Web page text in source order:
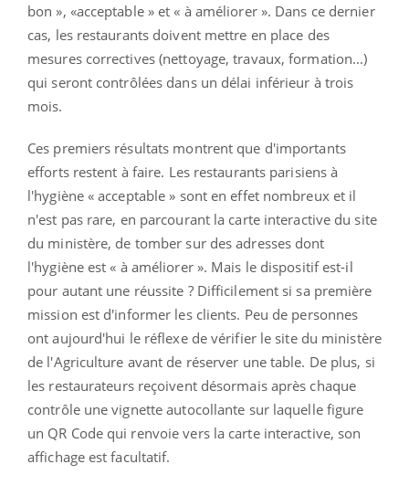
bon », «acceptable » et « à améliorer ». Dans ce dernier
cas, les restaurants doivent mettre en place des
mesures correctives (nettoyage, travaux, formation...)
qui seront contrôlées dans un délai inférieur à trois
mois.
Ces premiers résultats montrent que d'importants
efforts restent à faire. Les restaurants parisiens à
l'hygiène « acceptable » sont en effet nombreux et il
n'est pas rare, en parcourant la carte interactive du site
du ministère, de tomber sur des adresses dont
l'hygiène est « à améliorer ». Mais le dispositif est-il
pour autant une réussite ? Difficilement si sa première
mission est d'informer les clients. Peu de personnes
ont aujourd'hui le réflexe de vérifier le site du ministère
de l'Agriculture avant de réserver une table. De plus, si
les restaurateurs reçoivent désormais après chaque
contrôle une vignette autocollante sur laquelle figure
un QR Code qui renvoie vers la carte interactive, son
affichage est facultatif.